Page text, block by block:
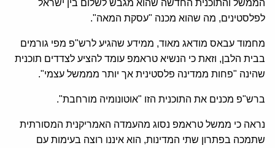
הממשל והתוכנית החדשה שהוא מגבש לשלום בין ישראל
לפלסטינים, מה שהוא מכנה "עסקת המאה".
מחמוד עבאס מודאג מאוד, ממידע שהגיע לרש"פ מפי גורמים
בבית הלבן, וזאת כי הנשיא טראמפ עומד להציע לצדדים תוכנית
שהינה "פחות ממדינה פלסטינית אך יותר מממשל עצמי".
ברש"פ מכנים את התוכנית הזו "אוטונומיה מורחבת".
נראה כי ממשל טראמפ נסוג מהעמדה האמריקנית המסורתית
שתמכה בפתרון שתי המדינות, הוא איננו רוצה בעימות עם